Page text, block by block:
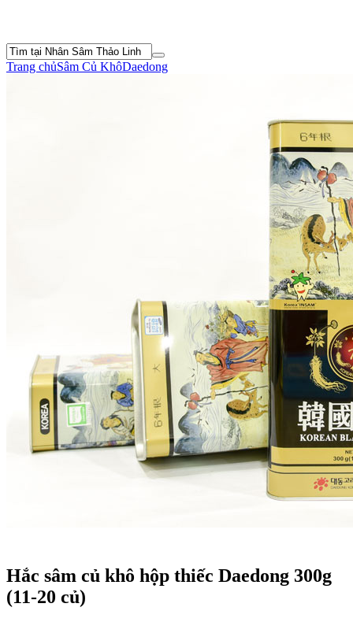
Trang chủSâm Củ KhôDaedong
Hắc sâm củ khô hộp thiếc Daedong 300g
(11-20 củ)